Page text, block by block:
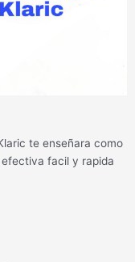
te enseñara como
facil y rapida